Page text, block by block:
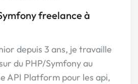
freelance à
depuis 3 ans, je travaille
du PHP/Symfony au
API Platform pour les api,